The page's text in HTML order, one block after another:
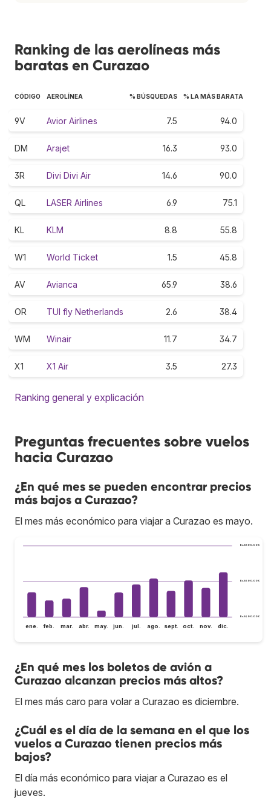
Ranking de las aerolíneas más
baratas en Curazao
CÓDIGO AEROLÍNEA % BÚSQUEDAS % LA MÁS BARATA
9V Avior Airlines 7.5 94.0
DM Arajet 16.3 93.0
3R Divi Divi Air 14.6 90.0
QL LASER Airlines 6.9 75.1
KL KLM 8.8 55.8
W1 World Ticket 1.5 45.8
AV Avianca 65.9 38.6
OR TUI fly Netherlands 2.6 38.4
WM Winair 11.7 34.7
X1 X1 Air 3.5 27.3
Ranking general y explicación
Preguntas frecuentes sobre vuelos
hacia Curazao
¿En qué mes se pueden encontrar precios
más bajos a Curazao?
El mes más económico para viajar a Curazao es mayo.
Bs.S400.000
Bs.S600.000
Bs.S800.000
ene. feb. mar. abr. may. jun. jul. ago. sept. oct. nov. dic.
¿En qué mes los boletos de avión a
Curazao alcanzan precios más altos?
El mes más caro para volar a Curazao es diciembre.
¿Cuál es el día de la semana en el que los
vuelos a Curazao tienen precios más
bajos?
El día más económico para viajar a Curazao es el
jueves.